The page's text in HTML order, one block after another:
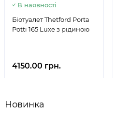
В наявності
Біотуалет Thetford Porta
Potti 165 Luxe з рідиною
4150.00 грн.
Новинка